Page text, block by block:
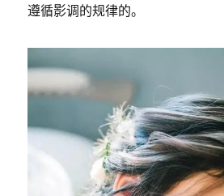
遵循影调的规律的。